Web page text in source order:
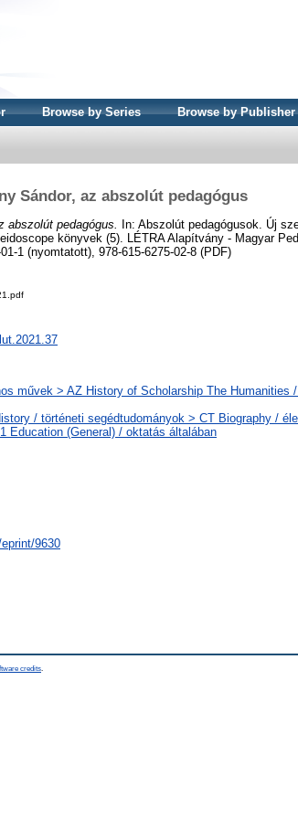
Browse by Series Browse by Publisher
Sándor, az abszolút pedagógus
abszolút pedagógus.
In: Abszolút pedagógusok. Új
könyvek (5). LÉTRA Alapítvány - Magyar
1 (nyomtatott), 978-615-6275-02-8 (PDF)
művek > AZ History of Scholarship The Humanities
/ történeti segédtudományok > CT Biography /
Education (General) / oktatás általában
9630
credits